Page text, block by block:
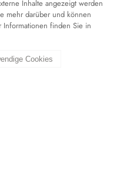
Inhalte angezeigt werden
mehr darüber und können
finden Sie in
Cookies